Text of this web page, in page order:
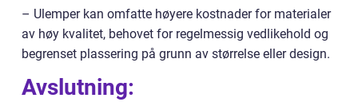
– Ulemper kan omfatte høyere kostnader for materialer
av høy kvalitet, behovet for regelmessig vedlikehold og
begrenset plassering på grunn av størrelse eller design.
Avslutning: